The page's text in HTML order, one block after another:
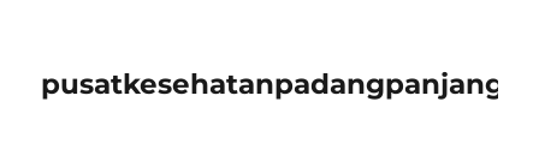
pusatkesehatanpadangpanjangid